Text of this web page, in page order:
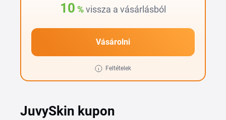
10 %vissza a vásárlásból
Vásárolni
Feltételek
JuvySkin kupon